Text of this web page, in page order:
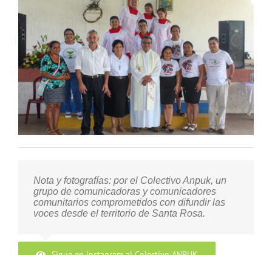
Nota y fotografías: por el Colectivo Anpuk, un
grupo de comunicadoras y comunicadores
comunitarios comprometidos con difundir las
voces desde el territorio de Santa Rosa.